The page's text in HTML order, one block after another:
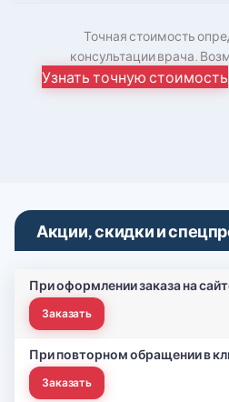
Точная стоимость
консультации врача.
Узнать точную стоимость
Акции, скидки и
При оформлении заказа на
Заказать
При повторном обращении в
Заказать